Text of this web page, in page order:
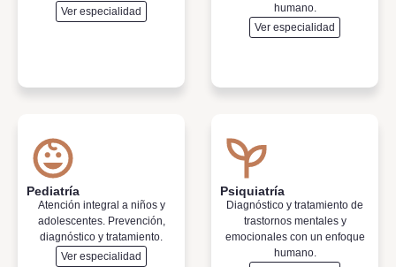
Ver especialidad
humano.
Ver especialidad
Pediatría
Atención integral a niños y
adolescentes. Prevención,
diagnóstico y tratamiento.
Ver especialidad
Psiquiatría
Diagnóstico y tratamiento de
trastornos mentales y
emocionales con un enfoque
humano.